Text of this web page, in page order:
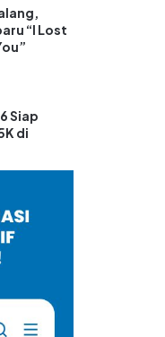
“I Lost
Siap
di